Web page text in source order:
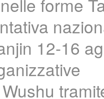
forme
12-16